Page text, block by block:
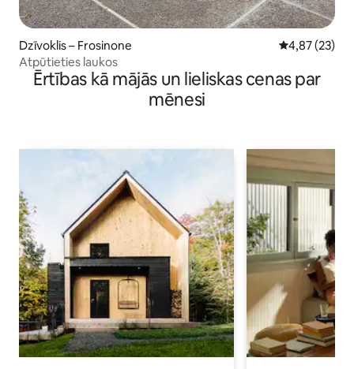
Dzīvoklis – Frosinone Vidējais
4,87 (23)
Atpūtieties laukos
Ērtības kā mājās un lieliskas cenas par
mēnesi